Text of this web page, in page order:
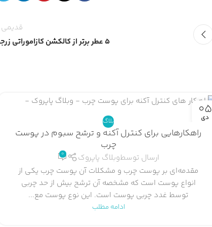
قدیمی
5 عطر برتر از کالکشن کازاموراتی زرجف
05
دی بلاگ
راهکارهایی برای کنترل آکنه و ترشح سبوم در پوست
چرب
ارسال توسطوبلاگ پاپروک 0
مقدمه‌ای بر پوست چرب و مشکلات آن پوست چرب یکی از
انواع پوست است که مشخصه آن ترشح بیش از حد چربی
توسط غدد چربی پوست است. این نوع پوست مع...
ادامه مطلب